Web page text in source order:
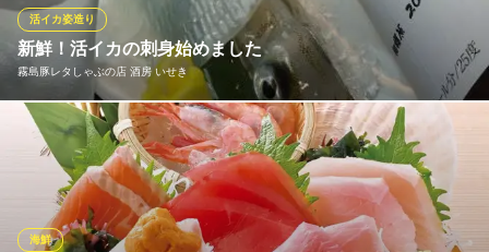
す。
釣り師 鯵仙人
活魚海鮮 居酒屋
ＪＲ橋本駅 徒歩2分
神奈川県相模原市緑区橋本3-17-4 橋本第一ビル7F
新鮮！活イカの刺身始めました
霧島豚レタしゃぶの店 酒房 いせき
活イカ姿造り
さっきまで泳いでいた活イカをお刺身でいただけます。コリコリ
した新鮮な食感をお楽しみください。数量限定なので、早いもの
勝ちです！
霧島豚レタしゃぶの店 酒房 いせき
海鮮